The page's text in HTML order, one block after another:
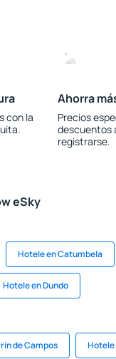
con la
Ahorra
Precios
descuentos
registrarse.
eSky
Hotele en Catumbela
Hotele en Dundo
de Campos Hotele